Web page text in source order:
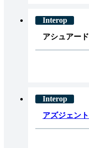
アシュアード
アズジェント